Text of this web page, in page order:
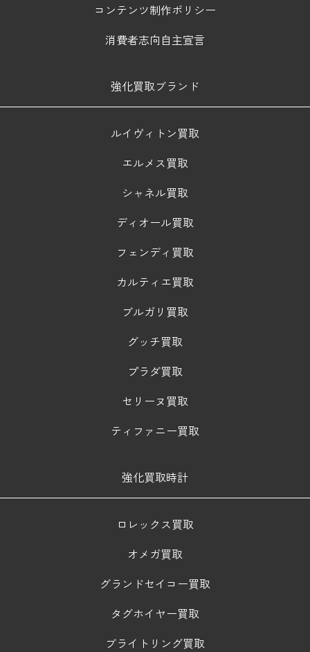
コンテンツ制作ポリシー
消費者志向自主宣言
強化買取ブランド
ルイヴィトン買取
エルメス買取
シャネル買取
ディオール買取
フェンディ買取
カルティエ買取
ブルガリ買取
グッチ買取
プラダ買取
セリーヌ買取
ティファニー買取
強化買取時計
ロレックス買取
オメガ買取
グランドセイコー買取
タグホイヤー買取
ブライトリング買取